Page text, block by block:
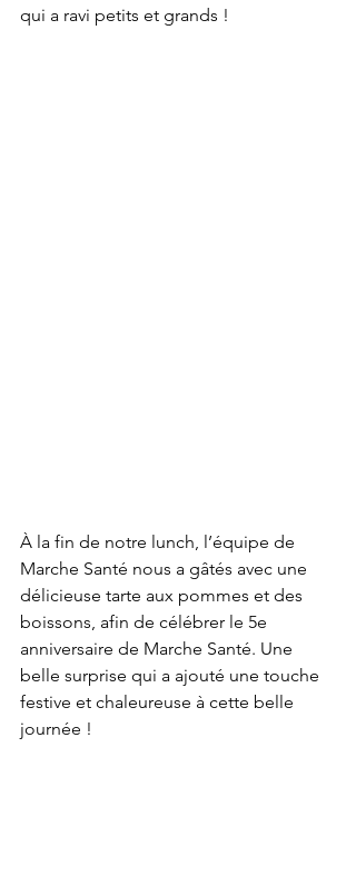
qui a ravi petits et grands !
À la fin de notre lunch, l’équipe de
Marche Santé nous a gâtés avec une
délicieuse tarte aux pommes et des
boissons, afin de célébrer le 5e
anniversaire de Marche Santé. Une
belle surprise qui a ajouté une touche
festive et chaleureuse à cette belle
journée !